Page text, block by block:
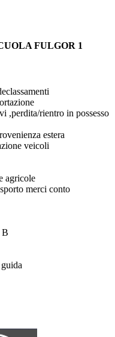
FULGOR 1
,perdita/rientro in possesso
estera
veicoli
agricole
merci conto
B